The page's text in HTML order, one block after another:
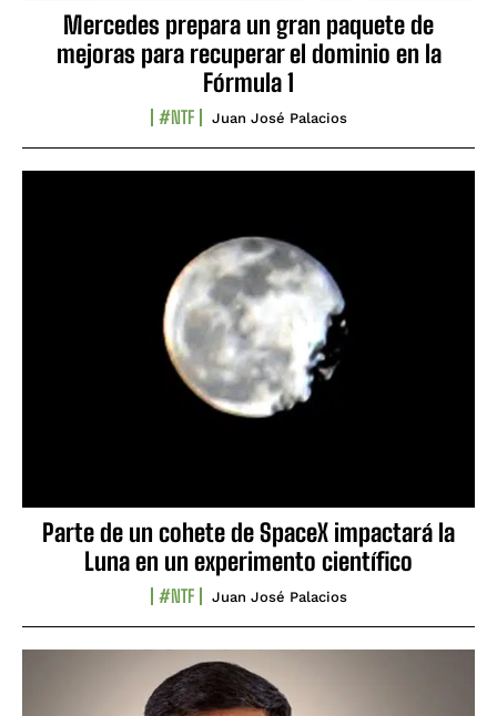
Mercedes prepara un gran paquete de
mejoras para recuperar el dominio en la
Fórmula 1
#NTF Juan José Palacios
Parte de un cohete de SpaceX impactará la
Luna en un experimento científico
#NTF Juan José Palacios